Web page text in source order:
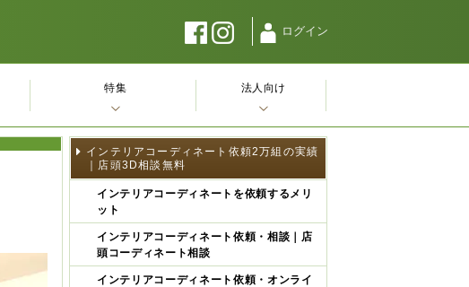
ログイン
インテリアコーディネート依頼2万組の実績
｜店頭3D相談無料
インテリアコーディネートを依頼するメリ
ット
インテリアコーディネート依頼・相談｜店
頭コーディネート相談
インテリアコーディネート依頼・オンライ
特集 法人向け